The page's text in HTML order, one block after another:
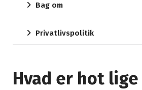
Bag om
Privatlivspolitik
Hvad er hot lige